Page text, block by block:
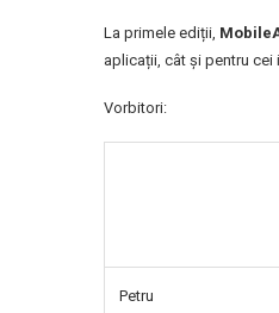
La primele ediții,
aplicații, cât și pentru
Vorbitori:
Petru